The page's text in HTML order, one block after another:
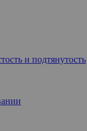
и подтянутость